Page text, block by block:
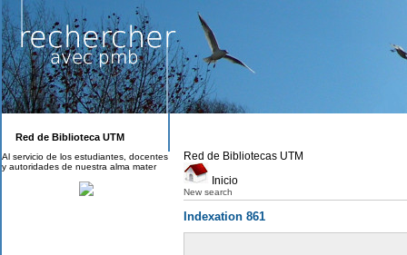
Red de Bibliotecas UTM
Inicio
New search
Indexation 861
Red de Biblioteca UTM
Al servicio de los estudiantes, docentes
y autoridades de nuestra alma mater